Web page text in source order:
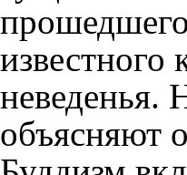
известного
неведенья.
объясняют